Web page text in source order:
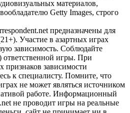
материалов,
Getty Images, строго
предназначены для
Участие в азартных играх
зависимость. Соблюдайте
игры. При
признаков зависимости
к специалисту. Помните, что
не может являться источником
работе. Информационный
не проводит игры на реальные